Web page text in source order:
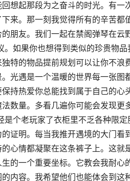
想起那段为之奋斗的时光。有
来。那一刻我觉得所有的辛苦
朋友。我们一起在禁阁弹琴在
。如果你也想得到类似的珍贵物
特的物品提前规划可以让你不
光遇是一个温暖的世界每一张
持热爱你总能找到属于自己的
数量。多看几遍你可能会发现
是个老玩家了衣柜里不乏各种限
证明。每当我推开遇境的大门
心情都凝聚在这条裤子上。这
的一个重要坐标。它教会我耐
内容。我希望他们也能体会到